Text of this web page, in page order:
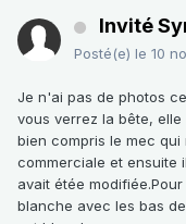
Invité
Posté(e) le 10
Je n'ai pas de photos
vous verrez la bête,
bien compris le mec
commerciale et ensuite
avait étée
blanche avec les bas